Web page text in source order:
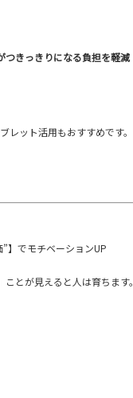
つきっきりになる負担を軽減
レット活用もおすすめです。
】でモチベーションUP
ことが見えると人は育ちます。